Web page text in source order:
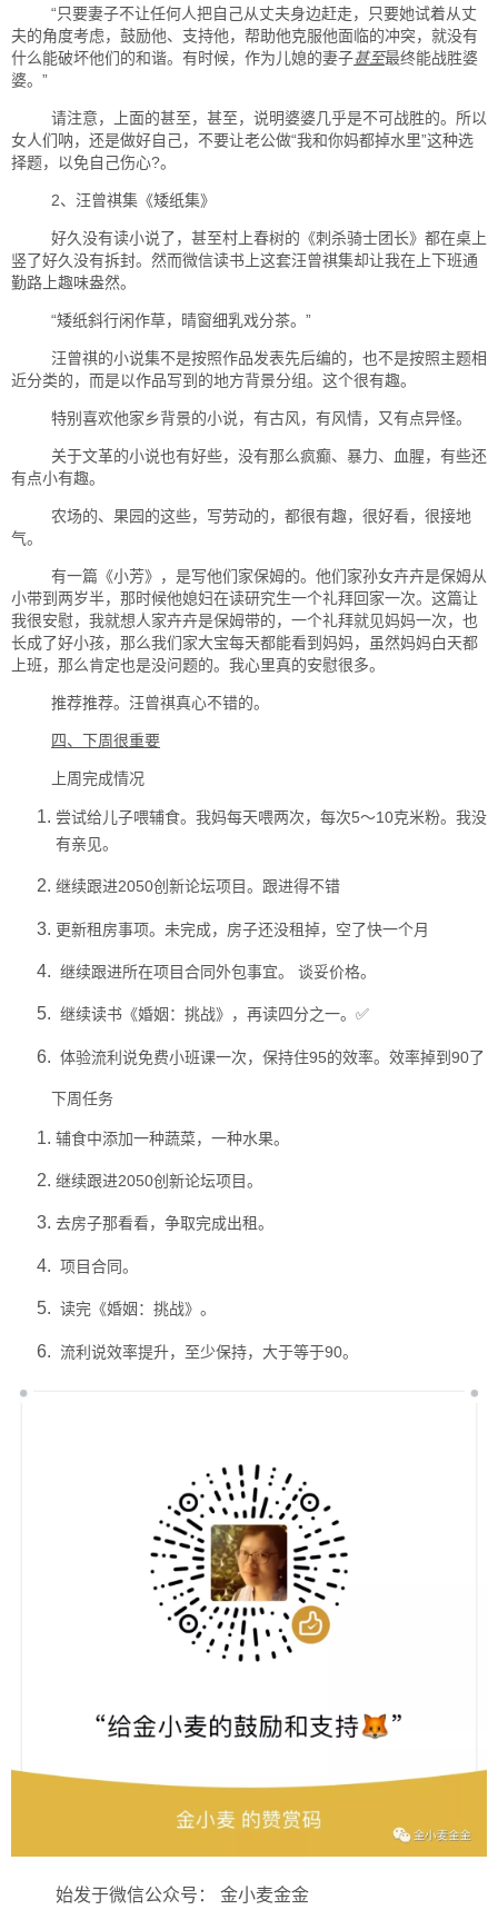
“只要妻子不让任何人把自己从丈夫身边赶走，只要她试着从丈
夫的角度考虑，鼓励他、支持他，帮助他克服他面临的冲突，就没有
什么能破坏他们的和谐。有时候，作为儿媳的妻子甚至最终能战胜婆
婆。”
请注意，上面的甚至，甚至，说明婆婆几乎是不可战胜的。所以
女人们呐，还是做好自己，不要让老公做“我和你妈都掉水里”这种选
择题，以免自己伤心?。
2、汪曾祺集《矮纸集》
好久没有读小说了，甚至村上春树的《刺杀骑士团长》都在桌上
竖了好久没有拆封。然而微信读书上这套汪曾祺集却让我在上下班通
勤路上趣味盎然。
“矮纸斜行闲作草，晴窗细乳戏分茶。”
汪曾祺的小说集不是按照作品发表先后编的，也不是按照主题相
近分类的，而是以作品写到的地方背景分组。这个很有趣。
特别喜欢他家乡背景的小说，有古风，有风情，又有点异怪。
关于文革的小说也有好些，没有那么疯癫、暴力、血腥，有些还
有点小有趣。
农场的、果园的这些，写劳动的，都很有趣，很好看，很接地
气。
有一篇《小芳》，是写他们家保姆的。他们家孙女卉卉是保姆从
小带到两岁半，那时候他媳妇在读研究生一个礼拜回家一次。这篇让
我很安慰，我就想人家卉卉是保姆带的，一个礼拜就见妈妈一次，也
长成了好小孩，那么我们家大宝每天都能看到妈妈，虽然妈妈白天都
上班，那么肯定也是没问题的。我心里真的安慰很多。
推荐推荐。汪曾祺真心不错的。
四、下周很重要
上周完成情况
尝试给儿子喂辅食。 我妈每天喂两次，每次5～10克米粉。我没
有亲见。
继续跟进2050创新论坛项目。 跟进得不错
更新租房事项。 未完成，房子还没租掉，空了快一个月
继续跟进所在项目合同外包事宜。 谈妥价格。
继续读书《婚姻：挑战》，再读四分之一。✅
体验流利说免费小班课一次，保持住95的效率。 效率掉到90了
下周任务
辅食中添加一种蔬菜，一种水果。
继续跟进2050创新论坛项目。
去房子那看看，争取完成出租。
项目合同。
读完《婚姻：挑战》。
流利说效率提升，至少保持，大于等于90。
始发于微信公众号： 金小麦金金